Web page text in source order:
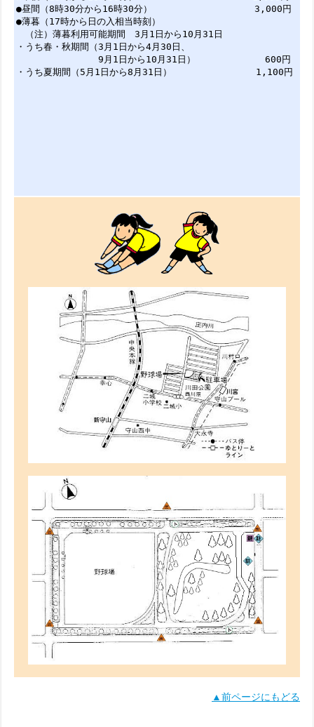
●昼間（8時30分から16時30分） 3,000円
●薄暮（17時から日の入相当時刻）
（注）薄暮利用可能期間 3月1日から10月31日
・うち春・秋期間（3月1日から4月30日、
9月1日から10月31日） 600円
・うち夏期間（5月1日から8月31日） 1,100円
▲前ページにもどる